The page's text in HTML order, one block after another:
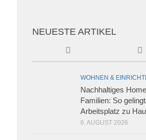
NEUESTE ARTIKEL
WOHNEN &
Nachhaltiges
Familien: So
Arbeitsplatz zu
6. AUGUST 2026